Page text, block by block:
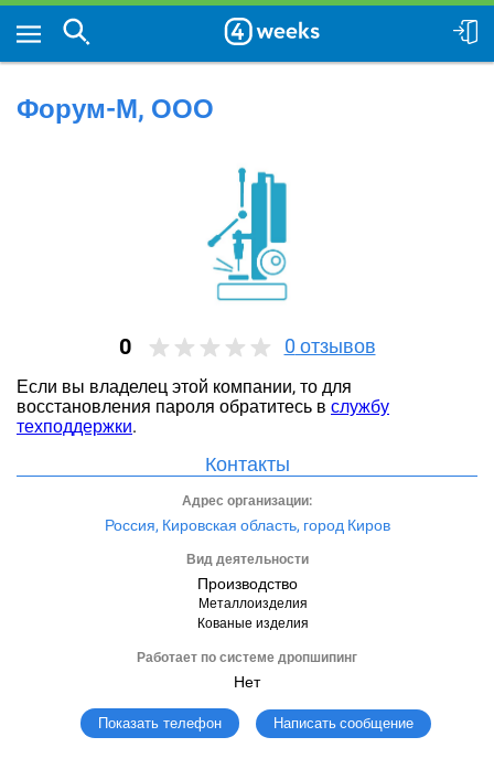
Форум-М, ООО
0 0 отзывов
Если вы владелец этой компании, то для
восстановления пароля обратитесь в службу
техподдержки.
Контакты
Адрес организации:
Россия, Кировская область, город Киров
Вид деятельности
Производство
Металлоизделия
Кованые изделия
Работает по системе дропшипинг
Нет
Показать телефон Написать сообщение